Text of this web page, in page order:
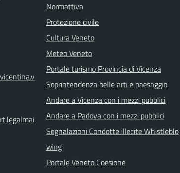
Normattiva
Protezione civile
Cultura Veneto
Meteo Veneto
Portale turismo Provincia di Vicenza
Soprintendenza belle arti e paesaggio
Andare a Vicenza con i mezzi pubblici
Andare a Padova con i mezzi pubblici
Segnalazioni Condotte illecite Whistleblo
wing
Portale Veneto Coesione